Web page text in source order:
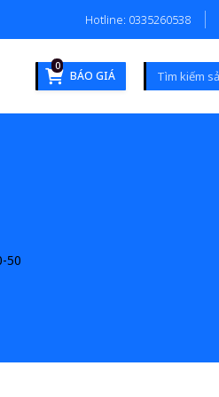
Hotline: 0335260538
0
BÁO GIÁ
50